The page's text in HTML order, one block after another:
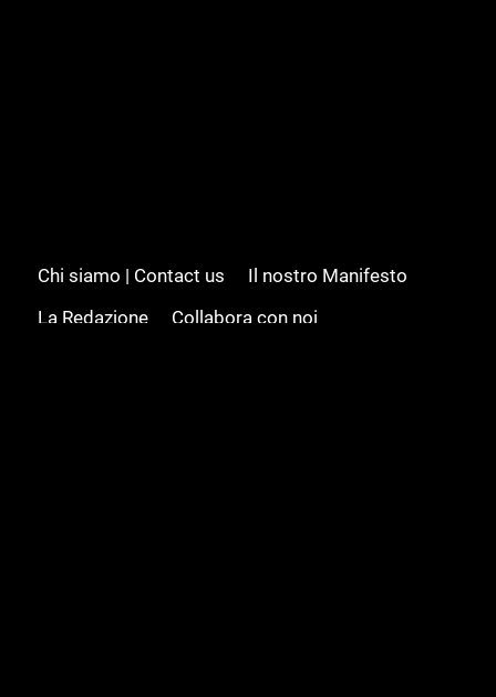
Chi siamo | Contact us
Il nostro Manifesto
La Redazione
Collabora con noi